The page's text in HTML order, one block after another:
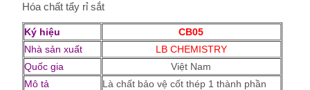
Hóa chất tẩy rỉ sắt
Ký hiệu
CB05
Nhà sản xuất
LB CHEMISTRY
Quốc gia
Việt Nam
Mô tả
Là chất bảo vệ cốt thép 1 thành phần